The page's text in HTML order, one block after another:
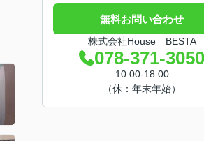
無料お問い合わせ
株式会社House BESTA
078-371-3050
10:00-18:00
（休：年末年始）